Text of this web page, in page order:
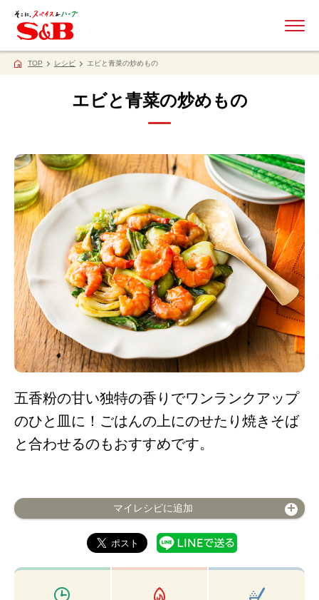
TOP レシピ エビと青菜の炒めもの
エビと青菜の炒めもの
五香粉の甘い独特の香りでワンランクアップ
のひと皿に！ごはんの上にのせたり焼きそば
と合わせるのもおすすめです。
マイレシピに追加